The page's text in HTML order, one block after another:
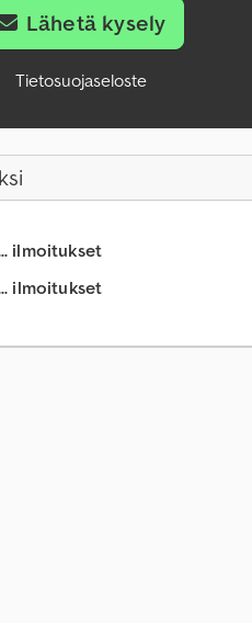
Lähetä kysely
Tietosuojaseloste
ilmoitukset
ilmoitukset